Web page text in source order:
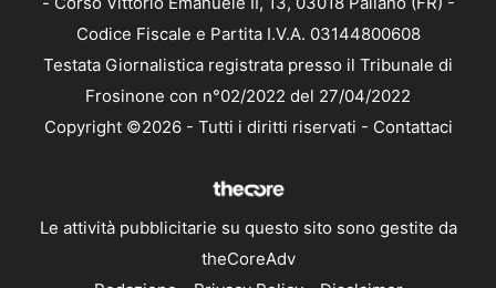
Codice Fiscale e Partita I.V.A. 03144800608
Testata Giornalistica registrata presso il Tribunale di
Frosinone con n°02/2022 del 27/04/2022
Copyright ©2026 - Tutti i diritti riservati - Contattaci
Le attività pubblicitarie su questo sito sono gestite da
theCoreAdv